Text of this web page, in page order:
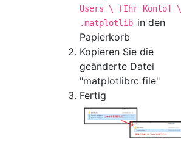
Users \ [Ihr Konto] \
.matplotlib in den
Papierkorb
Kopieren Sie die
geänderte Datei
"matplotlibrc file"
Fertig